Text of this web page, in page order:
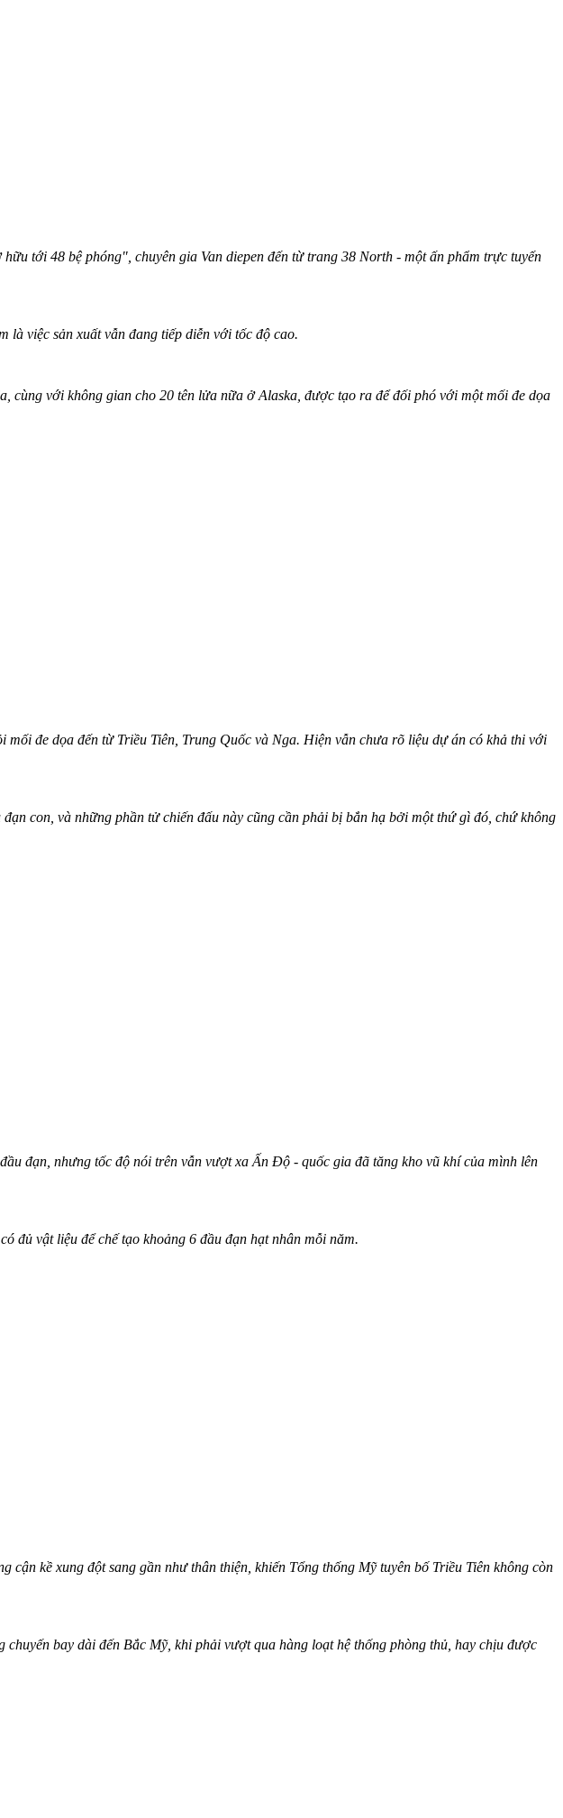
tới 48 bệ phóng", chuyên gia Van di‌epen đến từ trang 38 North - một ấn phẩm trực tuyến
là việc sản xuất vẫn đang tiếp diễn với tốc độ cao.
với không gian cho 20 tên lửa nữa ở Alaska, được tạo ra để đối phó với một mối đe dọa
đe dọa đến từ Triều Tiên, Trung Quốc và Nga. Hiện vẫn chưa rõ liệu dự án có khả thi với
con, và những phần tử chiến đấu này cũng cần phải bị bắn hạ bởi một thứ gì đó, chứ không
đạn, nhưng tốc độ nói trên vẫn vượt xa Ấn Độ - quốc gia đã tăng kho vũ khí của mình lên
đủ vật liệu để chế tạo khoảng 6 đầu đạn hạt nhân mỗi năm.
kề xung đột sang gần như thân thiện, khiến Tổng thống Mỹ tuyên bố Triều Tiên không còn
bay dài đến Bắc Mỹ, khi phải vượt qua hàng loạt hệ thống phòng thủ, hay chịu được